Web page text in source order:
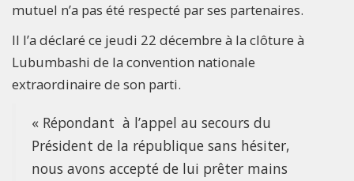
mutuel n’a pas été respecté par ses partenaires.
Il l’a déclaré ce jeudi 22 décembre à la clôture à
Lubumbashi de la convention nationale
extraordinaire de son parti.
« Répondant à l’appel au secours du
Président de la république sans hésiter,
nous avons accepté de lui prêter mains